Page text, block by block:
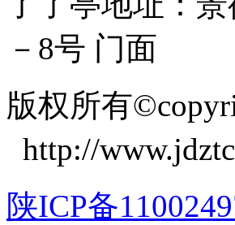
－8号 门面
版权所有
http://
陕ICP备